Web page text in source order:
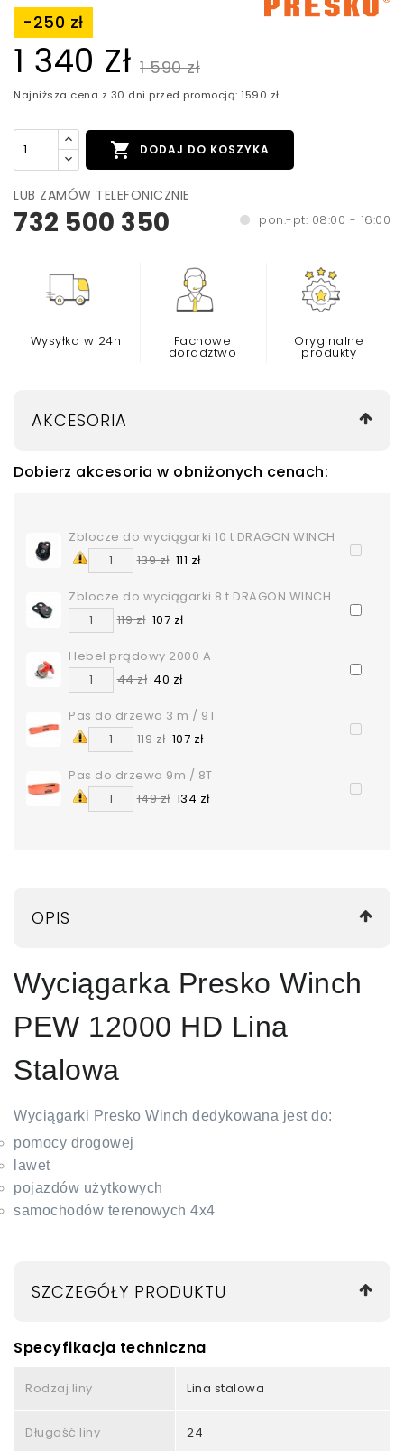
-250 zł
1 340 Zł 1 590 zł
Najniższa cena z 30 dni przed promocją: 1590 zł
 DODAJ DO KOSZYKA
LUB ZAMÓW TELEFONICZNIE
732 500 350 pon.-pt: 08:00 - 16:00
Wysyłka w 24h Fachowe
doradztwo
Oryginalne
produkty
AKCESORIA
Dobierz akcesoria w obniżonych cenach:
Zblocze do wyciągarki 10 t DRAGON WINCH
139 zł 111 zł
Zblocze do wyciągarki 8 t DRAGON WINCH
119 zł 107 zł
Hebel prądowy 2000 A
44 zł 40 zł
Pas do drzewa 3 m / 9T
119 zł 107 zł
Pas do drzewa 9m / 8T
149 zł 134 zł
OPIS
Wyciągarka Presko Winch
PEW 12000 HD Lina
Stalowa
Wyciągarki Presko Winch dedykowana jest do:
pomocy drogowej
lawet
pojazdów użytkowych
samochodów terenowych 4x4
SZCZEGÓŁY PRODUKTU
Specyfikacja techniczna
Rodzaj liny Lina stalowa
Długość liny 24